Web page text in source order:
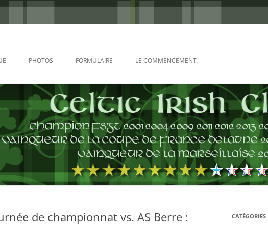
PHOTOS
GLASGOW 2002
CHARLIE & THE BHOYS 2006
PRAGUE 2006
NICE 2008
FORMULAIRE LE COMMENCEMENT
de championnat vs. AS Berre :
CATÉGORIES